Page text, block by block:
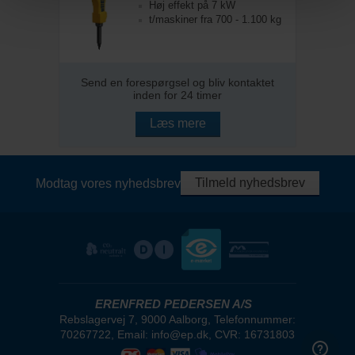
Høj effekt på 7 kW
t/maskiner fra 700 - 1.100 kg
Send en forespørgsel og bliv kontaktet
inden for 24 timer
Læs mere
Modtag vores nyhedsbrev Tilmeld nyhedsbrev
ERENFRED PEDERSEN A/S
Rebslagervej 7, 9000 Aalborg, Telefonnummer:
70267722, Email: info@ep.dk, CVR: 16731803